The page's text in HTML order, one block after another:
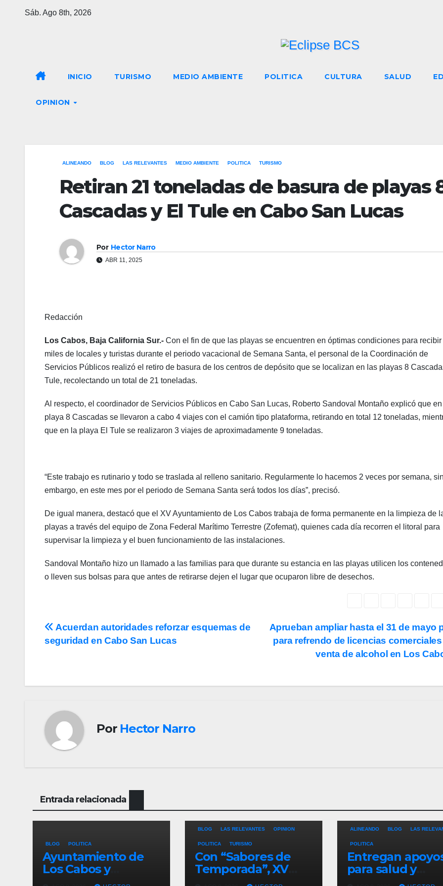
Sáb. Ago 8th, 2026
INICIO TURISMO MEDIO AMBIENTE POLITICA CULTURA SALUD
OPINION
ALINEANDO BLOG LAS RELEVANTES MEDIO AMBIENTE POLITICA TURISMO
Retiran 21 toneladas de basura de playas
Cascadas y El Tule en Cabo San Lucas
Por Hector Narro
ABR 11, 2025
Redacción
Los Cabos, Baja California Sur.- Con el fin de que las playas se encuentren en óptimas condiciones para recibir
miles de locales y turistas durante el periodo vacacional de Semana Santa, el personal de la Coordinación de
Servicios Públicos realizó el retiro de basura de los centros de depósito que se localizan en las playas 8
Tule, recolectando un total de 21 toneladas.
Al respecto, el coordinador de Servicios Públicos en Cabo San Lucas, Roberto Sandoval Montaño explicó que
playa 8 Cascadas se llevaron a cabo 4 viajes con el camión tipo plataforma, retirando en total 12 toneladas,
que en la playa El Tule se realizaron 3 viajes de aproximadamente 9 toneladas.
“Este trabajo es rutinario y todo se traslada al relleno sanitario. Regularmente lo hacemos 2 veces por semana,
embargo, en este mes por el periodo de Semana Santa será todos los días”, precisó.
De igual manera, destacó que el XV Ayuntamiento de Los Cabos trabaja de forma permanente en la limpieza de
playas a través del equipo de Zona Federal Marítimo Terrestre (Zofemat), quienes cada día recorren el litoral para
supervisar la limpieza y el buen funcionamiento de las instalaciones.
Sandoval Montaño hizo un llamado a las familias para que durante su estancia en las playas utilicen los
o lleven sus bolsas para que antes de retirarse dejen el lugar que ocuparon libre de desechos.
Navegación
de
Aprueban ampliar hasta el 31 de mayo
para refrendo de licencias
venta de alcohol en Los
Acuerdan autoridades reforzar esquemas de
seguridad en Cabo San Lucas
Por Hector Narro
Entrada relacionada
BLOG POLITICA
Ayuntamiento de
Los Cabos y
organizadores de
BLOG LAS RELEVANTES OPINION
POLITICA TURISMO
Con “Sabores de
Temporada”, XV
Ayuntamiento de
ALINEANDO BLOG LAS
POLITICA
Entregan
para salud y
necesidades del